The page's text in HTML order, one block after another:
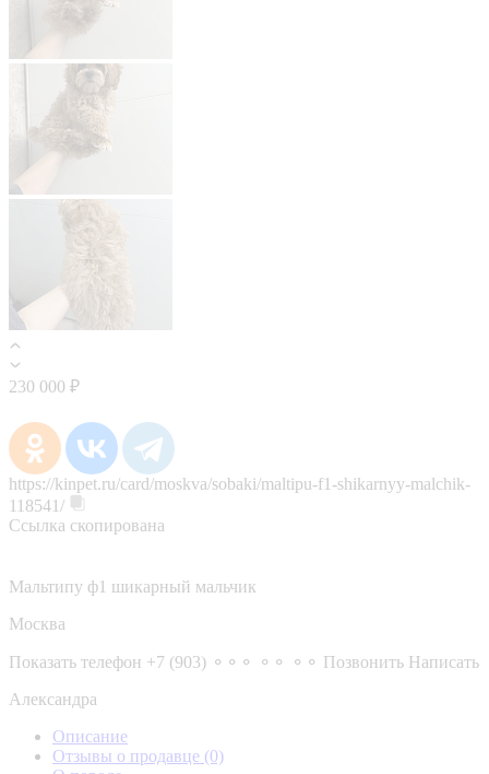
230 000 ₽
https://kinpet.ru/card/moskva/sobaki/maltipu-f1-shikarnyy-malchik-
118541/
Ссылка скопирована
Мальтипу ф1 шикарный мальчик
Москва
Показать телефон +7 (903) ⚬⚬⚬ ⚬⚬ ⚬⚬ Позвонить Написать
Александра
Описание
Отзывы о продавце (0)